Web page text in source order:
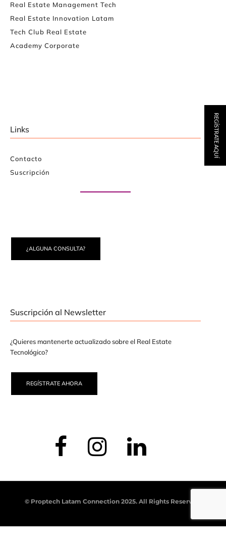
Real Estate Management Tech
Real Estate Innovation Latam
Tech Club Real Estate
Academy Corporate
Links
Contacto
Suscripción
¿ALGUNA CONSULTA?
Suscripción al Newsletter
¿Quieres mantenerte actualizado sobre el Real Estate
Tecnológico?
REGÍSTRATE AHORA
© Proptech Latam Connection 2025. All Rights Reserved.
REGÍSTRATE AQUÍ